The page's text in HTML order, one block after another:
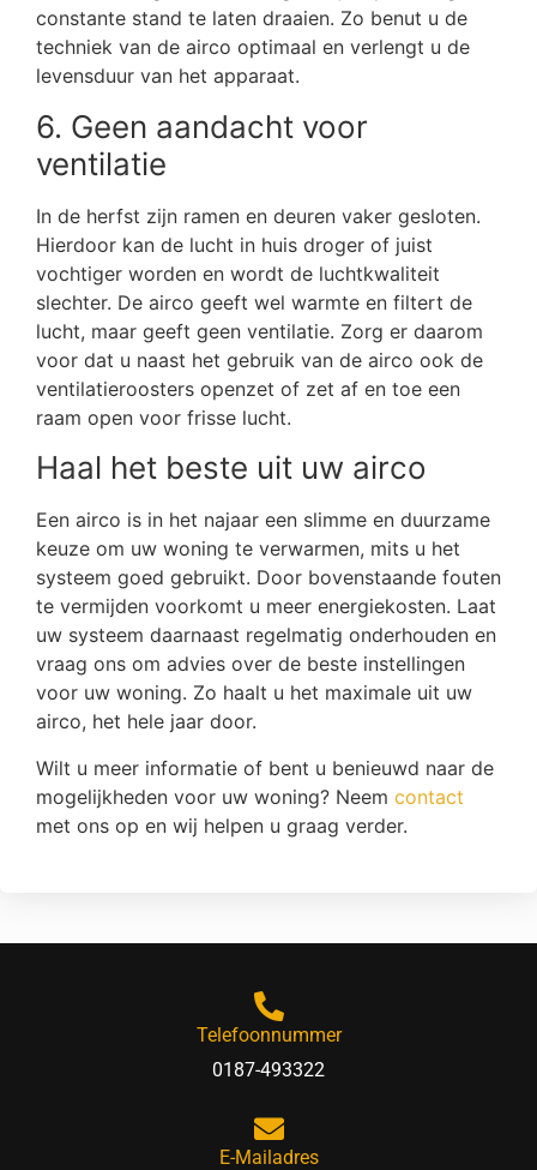
constante stand te laten draaien. Zo benut u de
techniek van de airco optimaal en verlengt u de
levensduur van het apparaat.
6. Geen aandacht voor
ventilatie
In de herfst zijn ramen en deuren vaker gesloten.
Hierdoor kan de lucht in huis droger of juist
vochtiger worden en wordt de luchtkwaliteit
slechter. De airco geeft wel warmte en filtert de
lucht, maar geeft geen ventilatie. Zorg er daarom
voor dat u naast het gebruik van de airco ook de
ventilatieroosters openzet of zet af en toe een
raam open voor frisse lucht.
Haal het beste uit uw airco
Een airco is in het najaar een slimme en duurzame
keuze om uw woning te verwarmen, mits u het
systeem goed gebruikt. Door bovenstaande fouten
te vermijden voorkomt u meer energiekosten. Laat
uw systeem daarnaast regelmatig onderhouden en
vraag ons om advies over de beste instellingen
voor uw woning. Zo haalt u het maximale uit uw
airco, het hele jaar door.
Wilt u meer informatie of bent u benieuwd naar de
mogelijkheden voor uw woning? Neem contact
met ons op en wij helpen u graag verder.
Telefoonnummer
0187-493322
E-Mailadres